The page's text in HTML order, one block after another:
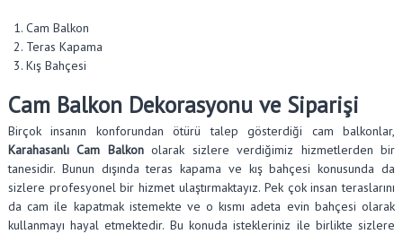
Cam Balkon
Teras Kapama
Kış Bahçesi
Cam Balkon Dekorasyonu ve Siparişi
Birçok insanın konforundan ötürü talep gösterdiği cam balkonlar,
Karahasanlı Cam Balkonolarak sizlere verdiğimiz hizmetlerden bir
tanesidir. Bunun dışında teras kapama ve kış bahçesi konusunda da
sizlere profesyonel bir hizmet ulaştırmaktayız. Pek çok insan teraslarını
da cam ile kapatmak istemekte ve o kısmı adeta evin bahçesi olarak
kullanmayı hayal etmektedir. Bu konuda istekleriniz ile birlikte sizlere